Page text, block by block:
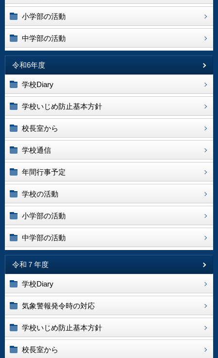
小学部の活動
中学部の活動
令和6年度
学校Diary
学校いじめ防止基本方針
校長室から
学校通信
年間行事予定
学校の活動
小学部の活動
中学部の活動
令和７年度
学校Diary
気象警報発令時の対応
学校いじめ防止基本方針
校長室から